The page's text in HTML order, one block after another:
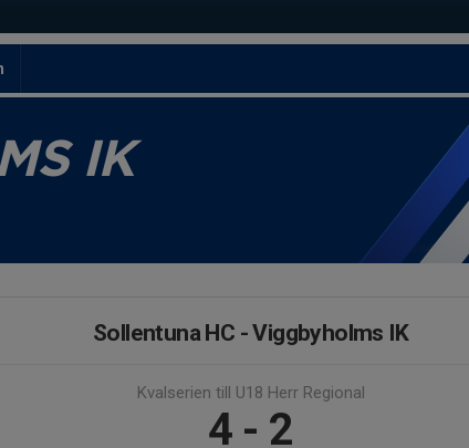
IK
Sollentuna HC - Viggbyholms IK
Kvalserien till U18 Herr Regional
4 - 2